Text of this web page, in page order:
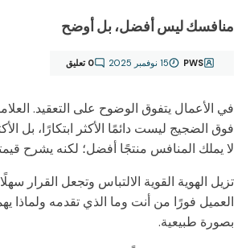
منافسك ليس أفضل، بل أوضح
PWS 15 نوفمبر 2025 0 تعليق
في الأعمال يتفوق الوضوح على التعقيد.
فوق الضجيج ليست دائمًا الأكثر ابتكارًا، بل
لا يملك المنافس منتجًا أفضل؛ لكنه يشرح
تزيل الهوية القوية الالتباس وتجعل القرار
العميل فورًا من أنت وما الذي تقدمه ولماذا
بصورة طبيعية.